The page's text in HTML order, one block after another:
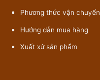
Phương thức vận chuyển
Hướng dẫn mua hàng
Xuất xứ sản phẩm